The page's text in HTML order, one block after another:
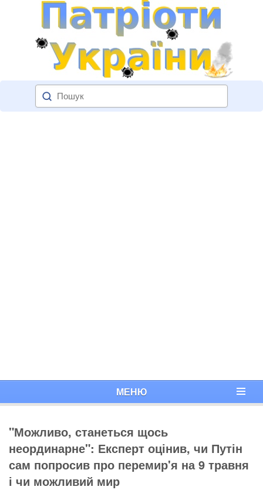
МЕНЮ
"Можливо, станеться щось
неординарне": Експерт оцінив, чи Путін
сам попросив про перемир'я на 9 травня
і чи можливий мир